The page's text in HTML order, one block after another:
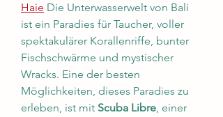
Haie Die Unterwasserwelt von Bali
ist ein Paradies für Taucher, voller
spektakulärer Korallenriffe, bunter
Fischschwärme und mystischer
Wracks. Eine der besten
Möglichkeiten, dieses Paradies zu
erleben, ist mit Scuba Libre, einer